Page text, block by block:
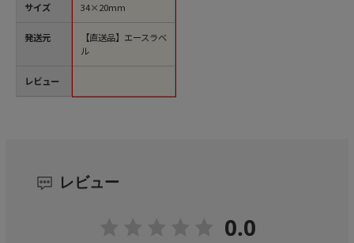
サイズ
発送元
レビュー
34×20mm
【直送品】エースラベ
ル
レビュー
0.0